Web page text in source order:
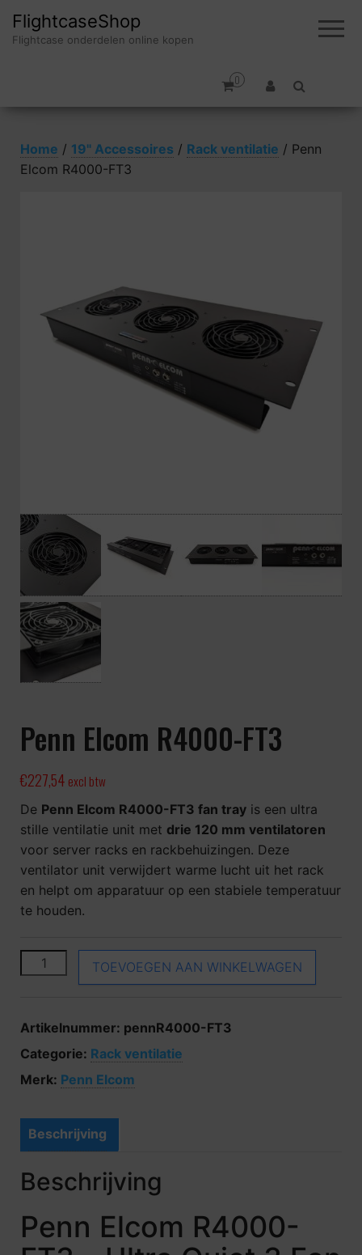
FlightcaseShop
Flightcase onderdelen online kopen
0
Home / 19" Accessoires / Rack ventilatie / Penn
Elcom R4000-FT3
Penn Elcom R4000-FT3
€227,54 excl btw
De Penn Elcom R4000-FT3 fan tray is een ultra
stille ventilatie unit met drie 120 mm ventilatoren
voor server racks en rackbehuizingen. Deze
ventilator unit verwijdert warme lucht uit het rack
en helpt om apparatuur op een stabiele temperatuur
te houden.
Penn Elcom R4000-FT3 aantal
TOEVOEGEN AAN WINKELWAGEN
Artikelnummer: pennR4000-FT3
Categorie: Rack ventilatie
Merk: Penn Elcom
Beschrijving
Beschrijving
Penn Elcom R4000-